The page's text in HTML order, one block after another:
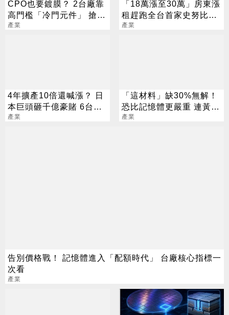
CPO也要鍍膜？ 2台廠靠
高門檻「冷門元件」 搶下
AI關鍵入場券
產業
「18萬漲至30萬」房東漲
租趕跑全台首家史努比餐
廳
產業
4年擴產10倍還喊漲？ 日
本巨頭砸千億豪賭 6台廠
已悄悄卡位
產業
「這材料」缺30%無解！
恐比記憶體更嚴重 連黃仁
勳都掏錢秒訂
產業
告別價格戰！ 記憶體進入「配額時代」 台廠核心指標一
次看
產業